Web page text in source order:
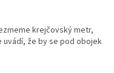
krejčovský metr,
uvádí, že by se pod obojek